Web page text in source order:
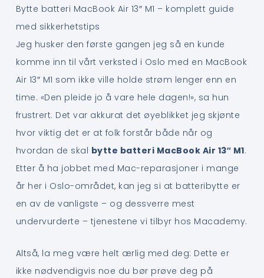
Bytte batteri MacBook Air 13″ M1 – komplett guide
med sikkerhetstips
Jeg husker den første gangen jeg så en kunde
komme inn til vårt verksted i Oslo med en MacBook
Air 13″ M1 som ikke ville holde strøm lenger enn en
time. «Den pleide jo å vare hele dagen!», sa hun
frustrert. Det var akkurat det øyeblikket jeg skjønte
hvor viktig det er at folk forstår både når og
hvordan de skal bytte batteri MacBook Air 13″ M1.
Etter å ha jobbet med Mac-reparasjoner i mange
år her i Oslo-området, kan jeg si at batteribytte er
en av de vanligste – og dessverre mest
undervurderte – tjenestene vi tilbyr hos Macademy.
Altså, la meg være helt ærlig med deg: Dette er
ikke nødvendigvis noe du bør prøve deg på